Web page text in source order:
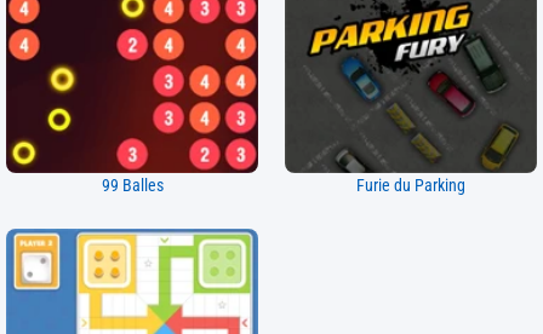
99 Balles Furie du Parking